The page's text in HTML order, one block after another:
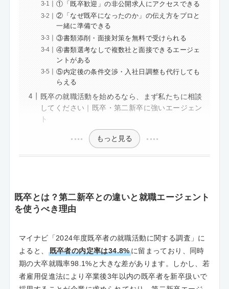
①「既卒歓迎」の非公開求人にアクセスできる
②「なぜ既卒になったのか」の伝え方をプロと
一緒に準備できる
③書類添削・面接対策を無料で受けられる
④書類選考なしで複数社と面接できるエージェ
ントがある
⑤内定後の条件交渉・入社日調整も代行しても
らえる
既卒の就職活動を始めるなら、まず私たちに相談
してください｜既卒・第二新卒に強いエージェン
ト
もっと見る
既卒とは？第二新卒との違いと就職エージェント
を使うべき理由
マイナビ「2024年度既卒者の就職活動に関する調査」に
よると、
既卒者の内定率は34.8%に留まっており、同時
期の大卒就職率98.1%と大きな差があります。しかし、若
者雇用促進法により卒業後3年以内の既卒者を新卒扱いで